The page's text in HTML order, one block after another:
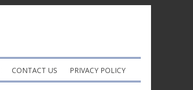
CONTACT US PRIVACY POLICY